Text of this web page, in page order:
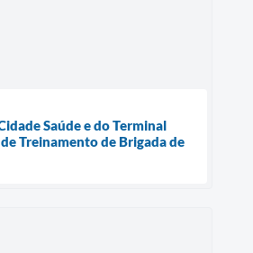
Saúde e do Terminal
Treinamento de Brigada de